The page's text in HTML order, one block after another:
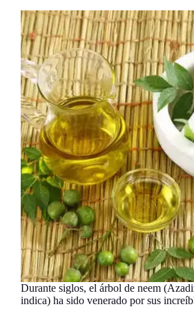
Durante siglos, el árbol de neem
indica) ha sido venerado por sus